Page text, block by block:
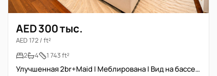
AED 300 тыс.
AED 172 / ft²
2
4 1 743 ft²
Улучшенная 2br+Maid | Меблирована | Вид на бассейн | Свободна